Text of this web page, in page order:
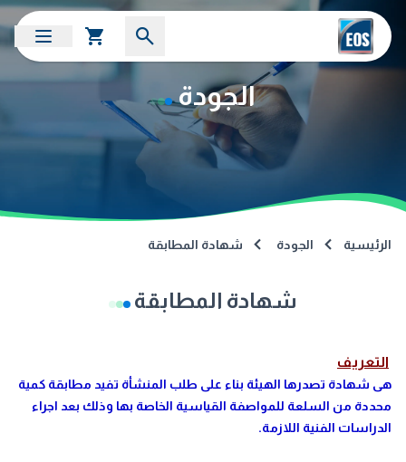
الجودة
الرئيسية الجودة شهادة المطابقة
شهادة المطابقة
التعريف
هى شهادة تصدرها الهيئة بناء على طلب المنشأة تفيد مطابقة كمية
محددة من السلعة للمواصفة القياسية الخاصة بها وذلك بعد اجراء
الدراسات الفنية اللازمة.